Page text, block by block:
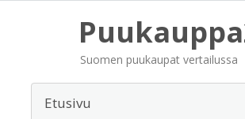
Suomen puukaupat vertailussa